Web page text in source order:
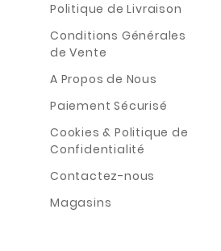
Politique de Livraison
Conditions Générales
de Vente
A Propos de Nous
Paiement Sécurisé
Cookies & Politique de
Confidentialité
Contactez-nous
Magasins